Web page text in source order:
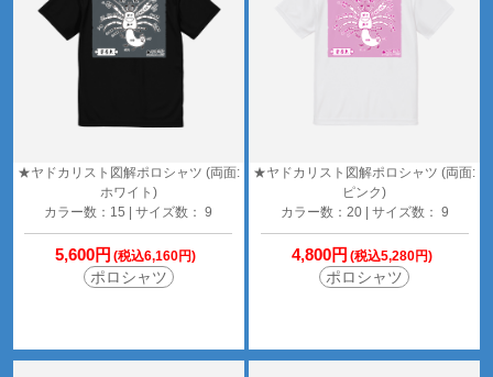
★ヤドカリスト図解ポロシャツ (両面:
ホワイト)
カラー数：15 | サイズ数： 9
5,600円 (税込6,160円)
ポロシャツ
★ヤドカリスト図解ポロシャツ (両面:
ピンク)
カラー数：20 | サイズ数： 9
4,800円 (税込5,280円)
ポロシャツ